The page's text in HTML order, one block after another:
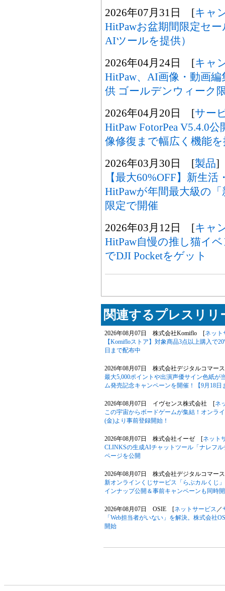
2026年07月31日 [キャ
HitPawお盆期間限定セ
AIツールを提供）
2026年04月24日 [キャ
HitPaw、AI画像・動画
供 ゴールデンウィーク
2026年04月20日 [サー
HitPaw FotorPea V5.4.0
像修復まで幅広く機能
2026年03月30日 [製品]
【最大60%OFF】新生
HitPawが年間最大級の
限定で開催
2026年03月12日 [キャ
HitPaw自慢の推し猫イ
でDJI Pocketをゲット
関連するプレスリリ
2026年08月07日 株式会社Komiflo [ネット
【Komifloストア】対象商品3点以上購入で
日まで配布中
2026年08月07日 株式会社デジタルコマー
最大5,000ポイントや出演声優サイン色紙
ム発売記念キャンペーンを開催！【9月18日
2026年08月07日 イヴセンス株式会社 [ネ
この宇宙からボードゲームが集結！オンラ
(金)より事前登録開始！
2026年08月07日 株式会社イーゼ [ネット
CLINKSの生成AIチャットツール「ナレフ
ページを公開
2026年08月07日 株式会社デジタルコマー
新オンラインくじサービス「らぶカルくじ
インナップ公開＆事前キャンペーンも同時
2026年08月07日 OSIE [ネットサービス ／
「Web担当者がいない」を解決。株式会社
開始